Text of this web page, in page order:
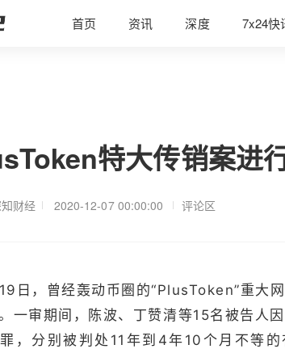
首页 资讯 深度 7x24快
特大传销案进
财经 2020-12-07 00:00:00 评论区
日，曾经轰动币圈的“PlusToken”重大
一审期间，陈波、丁赞清等15名被告人
，分别被判处11年到4年10个月不等